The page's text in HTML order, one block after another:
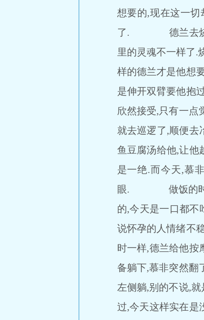
想要的,现在这一
了. 德兰去烧热水
里的灵魂不一样了.
样的德兰才是他
是伸开双臂要他抱
欣然接受,只有一
就去巡逻了,顺便去
鱼豆腐汤给他,让他
是一绝.而今天,慕
眼. 做饭的时候,
的,今天是一口都不
说怀孕的人情绪
时一样,德兰给他按
备躺下,慕非突然翻
左侧躺,别的不说,
过,今天这样实在